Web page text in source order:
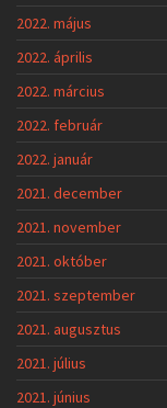
2022. május
2022. április
2022. március
2022. február
2022. január
2021. december
2021. november
2021. október
2021. szeptember
2021. augusztus
2021. július
2021. június